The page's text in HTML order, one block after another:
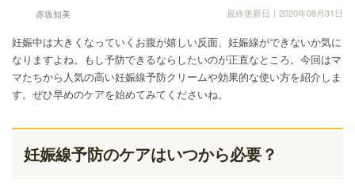
赤坂知美 最終更新日｜2020年08月31日
妊娠中は大きくなっていくお腹が嬉しい反面、妊娠線ができないか気に
なりますよね。もし予防できるならしたいのが正直なところ。今回はマ
マたちから人気の高い妊娠線予防クリームや効果的な使い方を紹介しま
す。ぜひ早めのケアを始めてみてくださいね。
妊娠線予防のケアはいつから必要？